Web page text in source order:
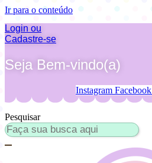
Ir para o conteúdo
Login ou
Cadastre-se
Seja Bem-vindo(a)
Instagram Facebook
Pesquisar